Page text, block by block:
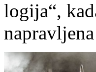
logija“,